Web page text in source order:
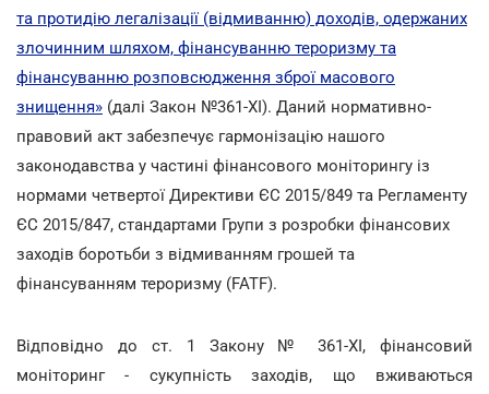
та протидію легалізації (відмиванню) доходів, одержаних
злочинним шляхом, фінансуванню тероризму та
фінансуванню розповсюдження зброї масового
знищення» (далі Закон №361-ХІ). Даний нормативно-
правовий акт забезпечує гармонізацію нашого
законодавства у частині фінансового моніторингу із
нормами четвертої Директиви ЄС 2015/849 та Регламенту
ЄС 2015/847, стандартами Групи з розробки фінансових
заходів боротьби з відмиванням грошей та
фінансуванням тероризму (FATF).
Відповідно до ст. 1 Закону № 361-ХІ, фінансовий
моніторинг - сукупність заходів, що вживаються